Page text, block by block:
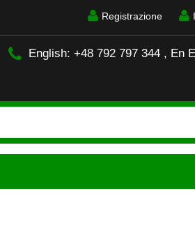
Registrazione
English: +48 792 797 344 , En